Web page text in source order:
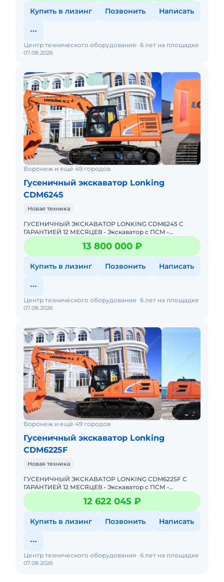
Купить в лизинг Позвонить Написать
07.08.2026
Центр технического оборудования 6 лет на площадке
Воронеж и ещё 49 городов
Гусеничный экскаватор Lonking
CDM6245
Новая техника
ГУСЕНИЧНЫЙ ЭКСКАВАТОР LONKING CDM6245 С
ГАРАНТИЕЙ 12 МЕСЯЦЕВ • Экскаватор с ПСМ •
Доступна покупка в лизинг! Одобрение онлайн за 15
минут Полная предпр13 800 000 ₽
Купить в лизинг Позвонить Написать
07.08.2026
Центр технического оборудования 6 лет на площадке
Воронеж и ещё 49 городов
Гусеничный экскаватор Lonking
CDM6225F
Новая техника
ГУСЕНИЧНЫЙ ЭКСКАВАТОР LONKING CDM6225F С
ГАРАНТИЕЙ 12 МЕСЯЦЕВ • Экскаватор с ПСМ •
Доступна покупка в лизинг! Одобрение онлайн за 15
минут Полная предп12 622 045 ₽
Купить в лизинг Позвонить Написать
07.08.2026
Центр технического оборудования 6 лет на площадке